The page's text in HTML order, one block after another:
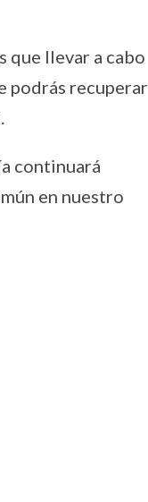
que llevar a cabo
podrás recuperar
continuará
en nuestro